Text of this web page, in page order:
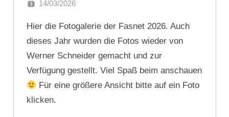
14/03/2026
Hier die Fotogalerie der Fasnet 2026. Auch
dieses Jahr wurden die Fotos wieder von
Werner Schneider gemacht und zur
Verfügung gestellt. Viel Spaß beim anschauen
Für eine größere Ansicht bitte auf ein Foto
klicken.